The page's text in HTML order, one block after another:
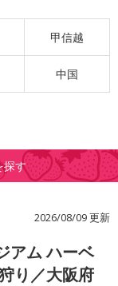
甲信越
中国
探す
2026/08/09 更新
アム ハーベ
り／大阪府